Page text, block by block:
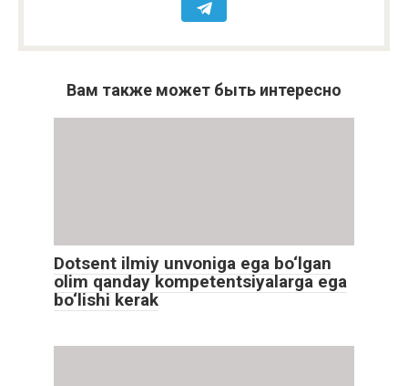
Вам также может быть интересно
Dotsent ilmiy unvoniga ega bo‘lgan
olim qanday kompetentsiyalarga ega
bo‘lishi kerak